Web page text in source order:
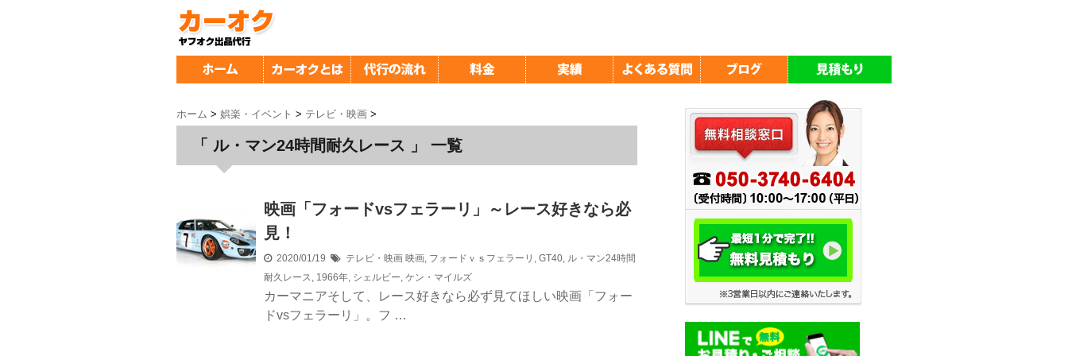
ホーム > 娯楽・イベント > テレビ・映画 >
「 ル・マン24時間耐久レース 」 一覧
映画「フォードvsフェラーリ」～レース好きなら必
見！
2020/01/19 テレビ・映画 映画, フォードｖｓフェラーリ , GT40, ル・マン24時間
耐久レース, 1966年, シェルビー, ケン・マイルズ
カーマニアそして、レース好きなら必ず見てほしい映画「フォー
ドvsフェラーリ」。フ …